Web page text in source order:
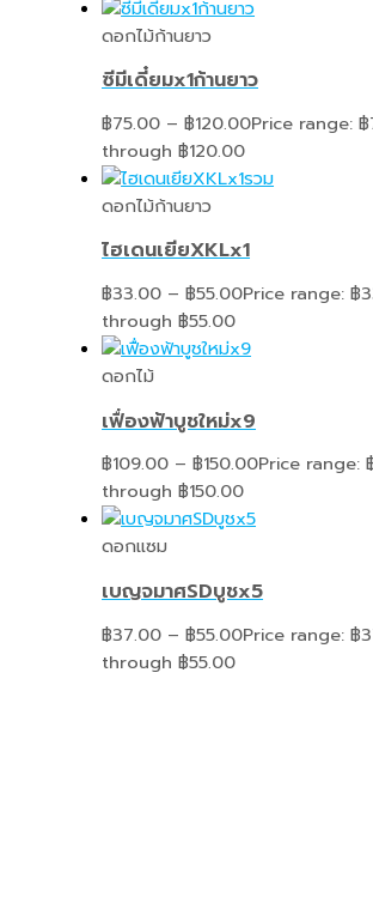
ดอกไม้ก้านยาว
ซีมีเดี๋ยมx1ก้านยาว
฿75.00 – ฿120.00Price range:
through ฿120.00
ดอกไม้ก้านยาว
ไฮเดนเยียXKLx1
฿33.00 – ฿55.00Price range: ฿
through ฿55.00
ดอกไม้
เฟื่องฟ้าบูชใหม่x9
฿109.00 – ฿150.00Price range:
through ฿150.00
ดอกแซม
เบญจมาศSDบูชx5
฿37.00 – ฿55.00Price range: ฿
through ฿55.00